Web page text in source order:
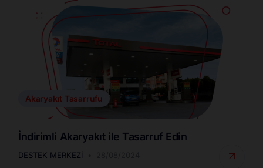
Akaryakıt Tasarrufu
İndirimli Akaryakıt ile Tasarruf Edin
DESTEK MERKEZI